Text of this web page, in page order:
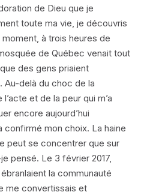
de Dieu que je
toute ma vie, je découvris
à trois heures de
de Québec venait tout
des gens priaient
Au-delà du choc de la
et de la peur qui m’a
encore aujourd’hui
confirmé mon choix. La haine
peut se concentrer que sur
pensé. Le 3 février 2017,
la communauté
me convertissais et